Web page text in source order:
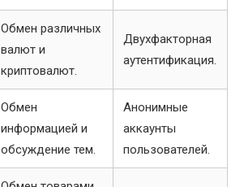
Обмен различных
валют и
криптовалют.
Двухфакторная
аутентификация.
Обмен
информацией и
обсуждение тем.
Анонимные
аккаунты
пользователей.